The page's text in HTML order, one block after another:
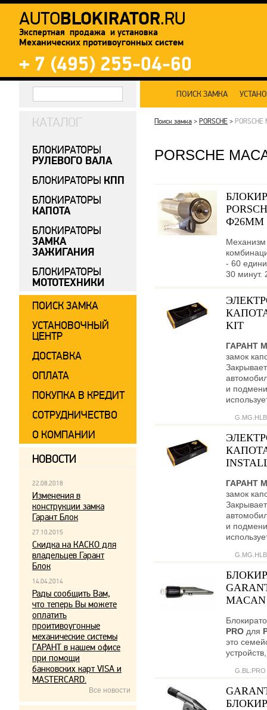
AUTOBLOKIRATOR.RU
Экспертная продажа и установка
Механических противоугонных систем
+ 7 (495) 255-04-60
ПОИСК ЗАМКА
Поиск замка > PORSCHE > PORSCHE
PORSCHE
Ф26ММ
Механизм
- 60
30 минут.
KIT
ГАРАНТ
замок
и
ГАРАНТ
замок
и
MACAN
PRO для
это
G.BL.PRO
КАТАЛОГ
БЛОКИРАТОРЫ
РУЛЕВОГО ВАЛА
БЛОКИРАТОРЫ КПП
БЛОКИРАТОРЫ
КАПОТА
БЛОКИРАТОРЫ
ЗАМКА
ЗАЖИГАНИЯ
БЛОКИРАТОРЫ
МОТОТЕХНИКИ
ПОИСК ЗАМКА
УСТАНОВОЧНЫЙ
ЦЕНТР
ДОСТАВКА
ОПЛАТА
ПОКУПКА В КРЕДИТ
СОТРУДНИЧЕСТВО
О КОМПАНИИ
НОВОСТИ
22.08.2018
Изменения в
конструкции замка
Гарант Блок
27.10.2015
Скидка на КАСКО для
владельцев Гарант
Блок
14.04.2014
Рады сообщить Вам,
что теперь Вы можете
оплатить
проитивоугонные
механические системы
ГАРАНТ в нашем офисе
при помощи
банковских карт VISA и
MASTERCARD.
Все новости